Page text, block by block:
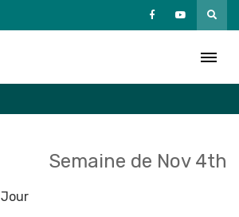
Semaine de Nov 4th
Jour